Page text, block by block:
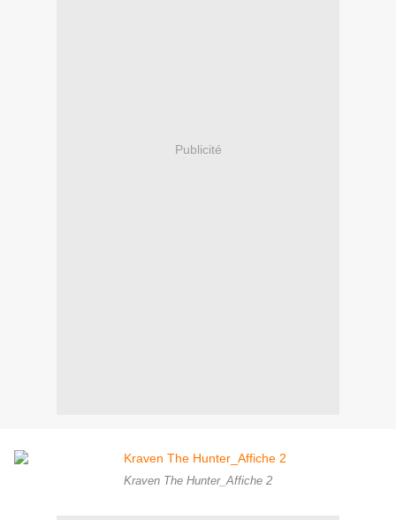
Publicité
Kraven The Hunter_Affiche 2